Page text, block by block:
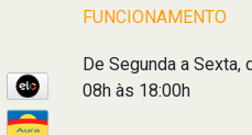
FUNCIONAMENTO
De Segunda a Sexta,
08h às 18:00h